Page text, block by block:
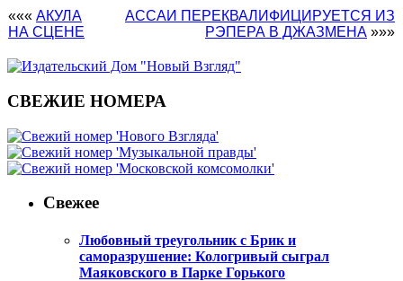
««« АКУЛА
НА СЦЕНЕ
АССАИ ПЕРЕКВАЛИФИЦИРУЕТСЯ ИЗ
РЭПЕРА В ДЖАЗМЕНА »»»
СВЕЖИЕ НОМЕРА
Свежее
Любовный треугольник с Брик и
саморазрушение: Кологривый сыграл
Маяковского в Парке Горького